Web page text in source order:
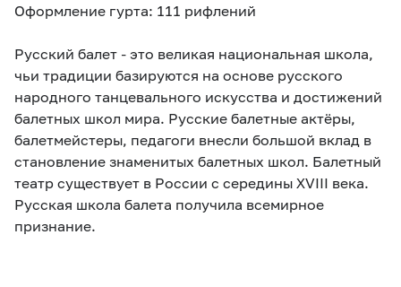
Оформление гурта: 111 рифлений
Русский балет - это великая национальная школа,
чьи традиции базируются на основе русского
народного танцевального искусства и достижений
балетных школ мира. Русские балетные актёры,
балетмейстеры, педагоги внесли большой вклад в
становление знаменитых балетных школ. Балетный
театр существует в России с середины XVIII века.
Русская школа балета получила всемирное
признание.